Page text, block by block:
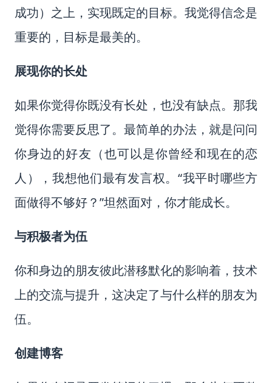
成功）之上，实现既定的目标。我觉得信念是
重要的，目标是最美的。
展现你的长处
如果你觉得你既没有长处，也没有缺点。那我
觉得你需要反思了。最简单的办法，就是问问
你身边的好友（也可以是你曾经和现在的恋
人），我想他们最有发言权。“我平时哪些方
面做得不够好？”坦然面对，你才能成长。
与积极者为伍
你和身边的朋友彼此潜移默化的影响着，技术
上的交流与提升，这决定了与什么样的朋友为
伍。
创建博客